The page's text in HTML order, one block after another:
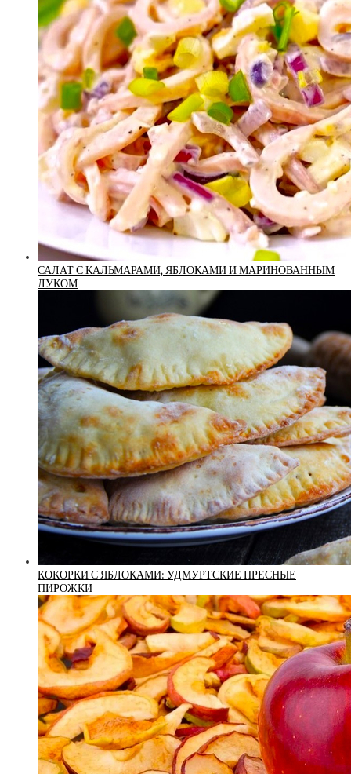
САЛАТ С КАЛЬМАРАМИ, ЯБЛОКАМИ И МАРИНОВАННЫМ
ЛУКОМ
КОКОРКИ С ЯБЛОКАМИ: УДМУРТСКИЕ ПРЕСНЫЕ
ПИРОЖКИ